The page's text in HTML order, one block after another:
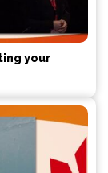
your